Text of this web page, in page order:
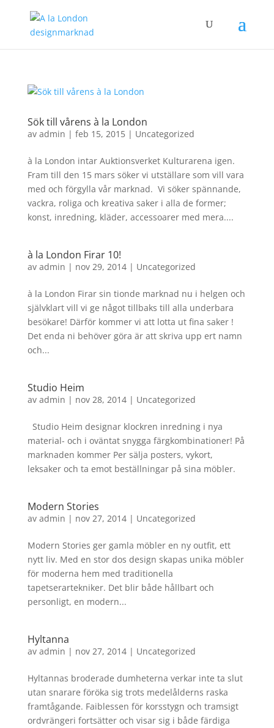
Sök till vårens à la London
av admin | feb 15, 2015| Uncategorized
à la London intar Auktionsverket Kulturarena igen.
Fram till den 15 mars söker vi utställare som vill vara
med och förgylla vår marknad. Vi söker spännande,
vackra, roliga och kreativa saker i alla de former;
konst, inredning, kläder, accessoarer med mera....
à la London Firar 10!
av admin | nov 29, 2014| Uncategorized
à la London Firar sin tionde marknad nu i helgen och
självklart vill vi ge något tillbaks till alla underbara
besökare! Därför kommer vi att lotta ut fina saker !
Det enda ni behöver göra är att skriva upp ert namn
och...
Studio Heim
av admin | nov 28, 2014| Uncategorized
Studio Heim designar klockren inredning i nya
material- och i oväntat snygga färgkombinationer! På
marknaden kommer Per sälja posters, vykort,
leksaker och ta emot beställningar på sina möbler.
Modern Stories
av admin | nov 27, 2014| Uncategorized
Modern Stories ger gamla möbler en ny outfit, ett
nytt liv. Med en stor dos design skapas unika möbler
för moderna hem med traditionella
tapetserartekniker. Det blir både hållbart och
personligt, en modern...
Hyltanna
av admin | nov 27, 2014| Uncategorized
Hyltannas broderade dumheterna verkar inte ta slut
utan snarare föröka sig trots medelålderns raska
framtågande. Faiblessen för korsstygn och tramsigt
ordvrängeri fortsätter och visar sig i både färdiga